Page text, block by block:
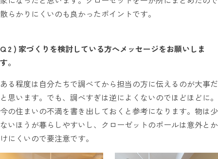
散らかりにくいのも良かったポイントです。
Q 2 ) 家づくりを検討している方へメッセージをお願いしま
す。
ある程度は自分たちで調べてから担当の方に伝えるのが大事だ
と思います。でも、調べすぎは逆によくないのでほどほどに。
今の住まいの不満を書き出しておくと参考になります。物は少
ないほうが暮らしやすいし、クローゼットのポールは意外とか
けにくいので要注意です。